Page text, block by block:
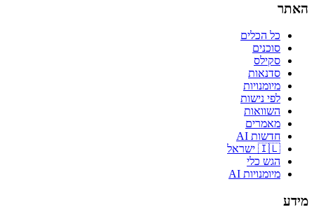
האתר
כל הכלים
סוכנים
סקילס
סדנאות
מיומנויות
לפי נישות
השוואות
מאמרים
חדשות AI
🇮🇱 ישראל
הגש כלי
מיומנויות AI
מידע